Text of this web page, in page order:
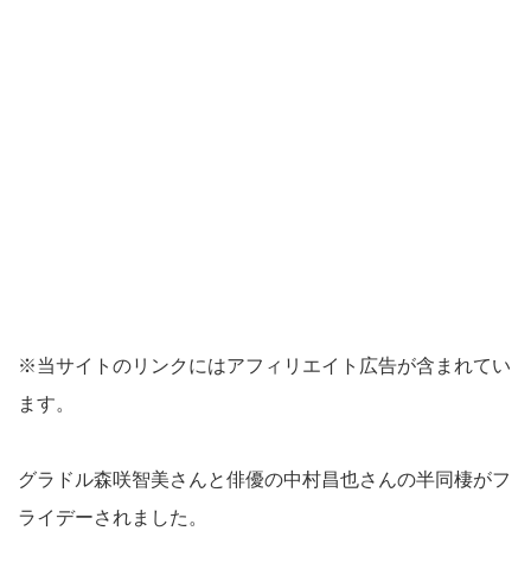
※当サイトのリンクにはアフィリエイト広告が含まれてい
ます。
グラドル森咲智美さんと俳優の中村昌也さんの半同棲がフ
ライデーされました。